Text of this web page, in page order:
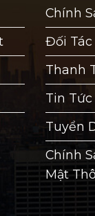
Chính
Đối Tác
Thanh
Tin Tức
Tuyển
Chính
Mật